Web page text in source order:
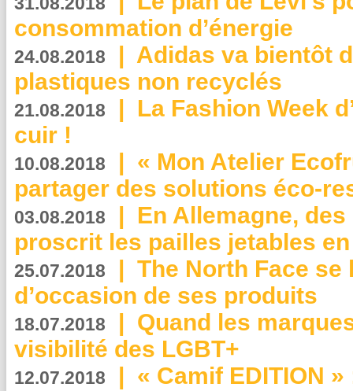
consommation d’énergie
24.08.2018 | Adidas va bientôt
plastiques non recyclés
21.08.2018 | La Fashion Week
cuir !
10.08.2018 | « Mon Atelier
partager des solutions éco-
03.08.2018 | En Allemagne,
proscrit les pailles jetables
25.07.2018 | The North Face se
d’occasion de ses produits
18.07.2018 | Quand les
visibilité des LGBT+
12.07.2018 | « Camif EDITION